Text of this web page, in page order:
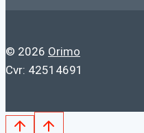
© 2026 Orimo
Cvr: 42514691